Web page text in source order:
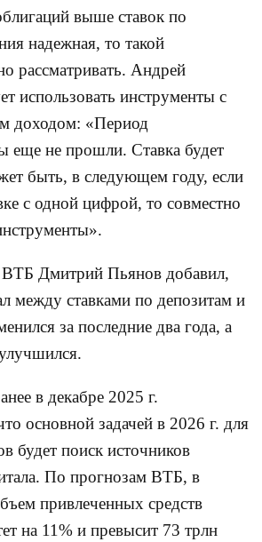
выше ставок по
надежная, то такой
рассматривать. Андрей
использовать инструменты с
доходом: «Период
еще не прошли. Ставка будет
быть, в следующем году, если
с одной цифрой, то совместно
Дмитрий Пьянов добавил,
между ставками по депозитам и
за последние два года, а
в декабре 2025 г.
основной задачей в 2026 г. для
будет поиск источников
По прогнозам ВТБ, в
привлеченных средств
на 11% и превысит 73 трлн